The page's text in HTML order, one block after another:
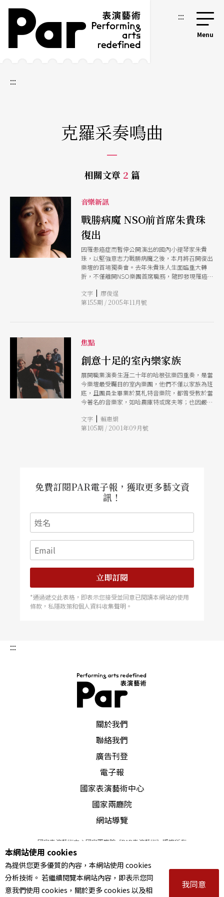
跳到主要內容區塊
網站導覽 :::
:::
克羅采奏鳴曲
相關文章 2 篇
音樂新訊
戰勝病魔 NSO前首席朱貴珠
復出
因罹患癌症而暫停公開演出的國內小提琴家朱貴
珠，以堅強意志力戰勝病魔之後，本月將召開復出
樂壇的首場獨奏會。去年朱貴珠人生面臨重大轉
折，不僅離開NSO樂團首席職務，隨即發現罹癌，
席職位，已恢復自由之身的她，調養身體後再出
發，暑假期間應邀到日本參加霧島國際音樂節，與
琇瑜是唯一受邀的外國人，朱貴珠坦然地笑說：
「好像在國外大家比較珍惜我。」 這次獨奏會，
她選擇最喜愛之作曲家舒伯特、貝多芬、布拉姆斯
的作品，與聽眾分享她最珍惜的音樂生命。為展現
有奏鳴曲之王稱號的貝多芬《克羅采》奏鳴曲，特
邀活躍於歐洲與日本的傑出鋼琴家田部京子合作。
京子曾獲慕尼黑ADR、Schnabel、蕭邦等國際大
賽並，並出版二十多張唱片，在日本被認為是舒伯
文字 | 廖俊逞
第155期 / 2005年11月號
焦點
創意十足的室內樂家族
展開職業演奏生涯二十年的哈根弦樂四重奏，是當
今樂壇最受矚目的室内樂團，他們不僅以家族為班
底，且團員全畢業於莫札特音樂院，都曾受教於當
今著名的音樂家，如哈農庫特或席夫等；也因嚴格
出，成為最受矚目的弦樂四重奏。
文字 | 賴惠娟
第105期 / 2001年09月號
免費訂閱PAR電子報，獲取更多藝文資
訊！
立即訂閱
*通過遞交此表格，即表示您接受並同意已閱讀本網站的使用
條款，私隱政策和個人資料收集聲明。
:::
關於我們
聯絡我們
廣告刊登
電子報
國家表演藝術中心
國家兩廳院
網站導覽
國家表演藝術中心國家兩廳院《PAR表演藝術》版權所有
© 2022Performing arts redefined. All Rights Reserved
統一編號 Tax Id number 00973926
本站所提供相關演出資訊，如有異動應以主辦單位公告為準。
服務條款｜隱私權聲明｜著作權聲明
本網站使用 cookies
為提供您更多優質的內容，本網站使用 cookies
分析技術。 若繼續閱覽本網站內容，即表示您同
意我們使用 cookies，關於更多 cookies 以及相
我同意